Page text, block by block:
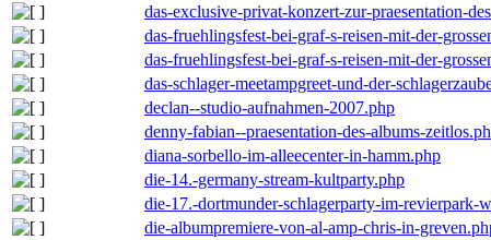
das-exclusive-privat-konzert-zur-praesentation-
das-fruehlingsfest-bei-graf-s-reisen-mit-der-
das-fruehlingsfest-bei-graf-s-reisen-mit-der-
das-schlager-meetampgreet-und-der-
declan--studio-aufnahmen-2007.php
denny-fabian--praesentation-des-albums-
diana-sorbello-im-alleecenter-in-hamm.php
die-14.-germany-stream-kultparty.php
die-17.-dortmunder-schlagerparty-im-revierpark-
die-albumpremiere-von-al-amp-chris-in-